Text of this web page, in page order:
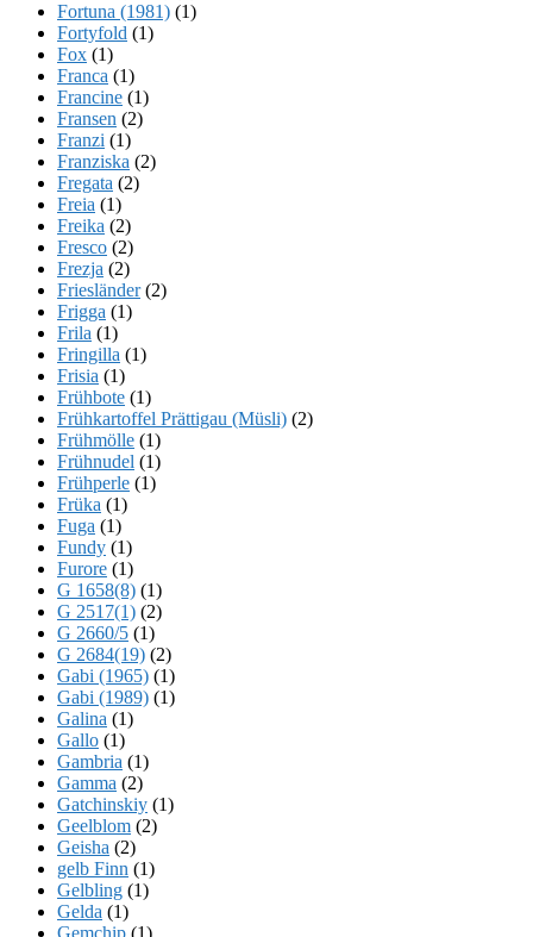
Fortuna (1981) (1)
Fortyfold (1)
Fox (1)
Franca (1)
Francine (1)
Fransen (2)
Franzi (1)
Franziska (2)
Fregata (2)
Freia (1)
Freika (2)
Fresco (2)
Frezja (2)
Friesländer(2)
Frigga (1)
Frila (1)
Fringilla (1)
Frisia (1)
Frühbote (1)
Frühkartoffel Prättigau (Müsli) (2)
Frühmölle (1)
Frühnudel (1)
Frühperle (1)
Früka (1)
Fuga (1)
Fundy (1)
Furore (1)
G 1658(8) (1)
G 2517(1) (2)
G 2660/5 (1)
G 2684(19) (2)
Gabi (1965) (1)
Gabi (1989) (1)
Galina (1)
Gallo (1)
Gambria (1)
Gamma (2)
Gatchinskiy (1)
Geelblom (2)
Geisha (2)
gelb Finn (1)
Gelbling (1)
Gelda (1)
Gemchip (1)